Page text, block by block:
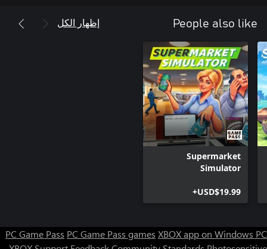
People also like إظهار الكل
Supermarket
Simulator
USD$19.99+
PC Game Pass PC Game Pass games XBOX app on Windows PC